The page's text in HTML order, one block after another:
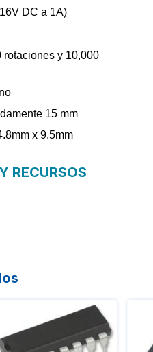
DC a 1A)
rotaciones y 10,000
15 mm
x 9.5mm
RECURSOS